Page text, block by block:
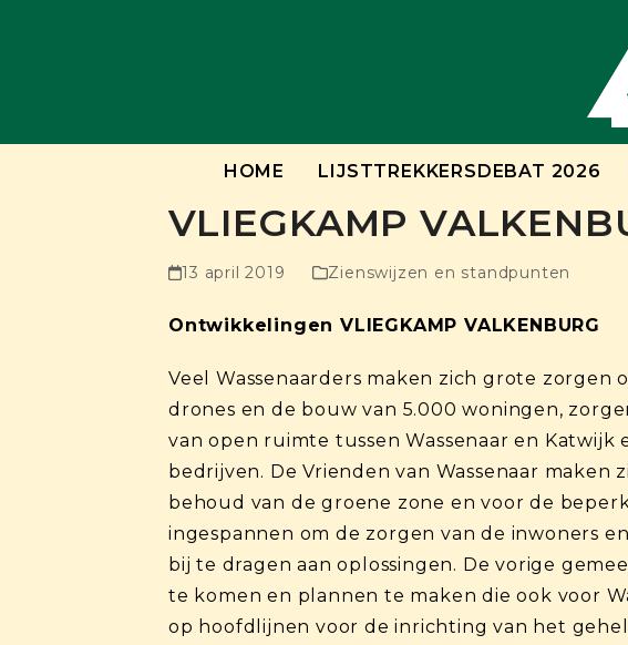
HOME LIJSTTREKKERSDEBAT 2026
VLIEGKAMP
13 april 2019 Zienswijzen en standpunten
Ontwikkelingen VLIEGKAMP VALKENBURG
Veel Wassenaarders maken zich grote zorgen
drones en de bouw van 5.000 woningen,
van open ruimte tussen Wassenaar en
bedrijven. De Vrienden van Wassenaar
behoud van de groene zone en voor de
ingespannen om de zorgen van de inwoners
bij te dragen aan oplossingen. De vorige
te komen en plannen te maken die ook voor
op hoofdlijnen voor de inrichting van het